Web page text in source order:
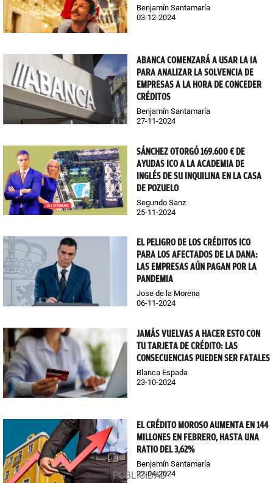
Benjamín Santamaría
03-12-2024
ABANCA COMENZARÁ A USAR LA IA
PARA ANALIZAR LA SOLVENCIA DE
EMPRESAS A LA HORA DE CONCEDER
CRÉDITOS
Benjamín Santamaría
27-11-2024
SÁNCHEZ OTORGÓ 169.600 € DE
AYUDAS ICO A LA ACADEMIA DE
INGLÉS DE SU INQUILINA EN LA CASA
DE POZUELO
Segundo Sanz
25-11-2024
EL PELIGRO DE LOS CRÉDITOS ICO
PARA LOS AFECTADOS DE LA DANA:
LAS EMPRESAS AÚN PAGAN POR LA
PANDEMIA
Jose de la Morena
06-11-2024
JAMÁS VUELVAS A HACER ESTO CON
TU TARJETA DE CRÉDITO: LAS
CONSECUENCIAS PUEDEN SER FATALES
Blanca Espada
23-10-2024
EL CRÉDITO MOROSO AUMENTA EN 144
MILLONES EN FEBRERO, HASTA UNA
RATIO DEL 3,62%
Benjamín Santamaría
22-04-2024